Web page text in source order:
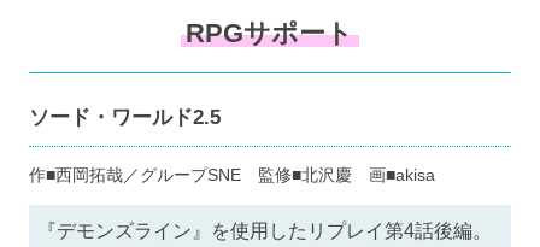
RPGサポート
ソード・ワールド2.5
作■西岡拓哉／グループSNE 監修■北沢慶 画■akisa
『デモンズライン』を使用したリプレイ第4話後編。